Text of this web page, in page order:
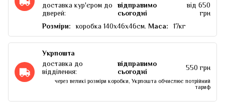
доставка кур'єром до
дверей:
відправимо
cьогодні
від 650
грн
Розміри:
коробка 140х46х46см. Маса: 17кг
Укрпошта
доставка до
відділення:
відправимо
cьогодні
550 грн
через великі розміри коробки, Укрпошта обчислює потрійний
тариф